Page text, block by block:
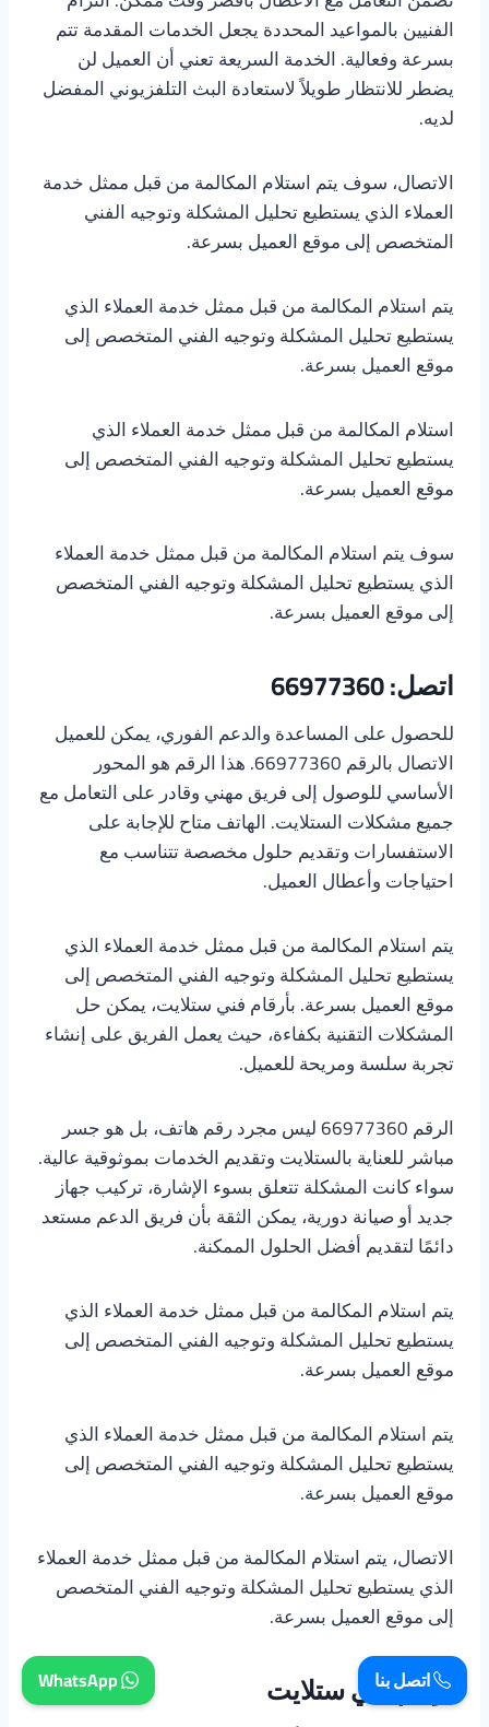
الفنيين بالمواعيد المحددة يجعل الخدمات المقدمة تتم
بسرعة وفعالية. الخدمة السريعة تعني أن العميل لن
يضطر للانتظار طويلاً لاستعادة البث التلفزيوني المفضل
لديه.
الاتصال، سوف يتم استلام المكالمة من قبل ممثل خدمة
العملاء الذي يستطيع تحليل المشكلة وتوجيه الفني
المتخصص إلى موقع العميل بسرعة.
يتم استلام المكالمة من قبل ممثل خدمة العملاء الذي
يستطيع تحليل المشكلة وتوجيه الفني المتخصص إلى
موقع العميل بسرعة.
استلام المكالمة من قبل ممثل خدمة العملاء الذي
يستطيع تحليل المشكلة وتوجيه الفني المتخصص إلى
موقع العميل بسرعة.
سوف يتم استلام المكالمة من قبل ممثل خدمة العملاء
الذي يستطيع تحليل المشكلة وتوجيه الفني المتخصص
إلى موقع العميل بسرعة.
اتصل: 66977360
للحصول على المساعدة والدعم الفوري، يمكن للعميل
الاتصال بالرقم 66977360. هذا الرقم هو المحور
الأساسي للوصول إلى فريق مهني وقادر على التعامل مع
جميع مشكلات الستلايت. الهاتف متاح للإجابة على
الاستفسارات وتقديم حلول مخصصة تتناسب مع
احتياجات وأعطال العميل.
يتم استلام المكالمة من قبل ممثل خدمة العملاء الذي
يستطيع تحليل المشكلة وتوجيه الفني المتخصص إلى
موقع العميل بسرعة. بأرقام فني ستلايت، يمكن حل
المشكلات التقنية بكفاءة، حيث يعمل الفريق على إنشاء
تجربة سلسة ومريحة للعميل.
الرقم 66977360 ليس مجرد رقم هاتف، بل هو جسر
مباشر للعناية بالستلايت وتقديم الخدمات بموثوقية عالية.
سواء كانت المشكلة تتعلق بسوء الإشارة، تركيب جهاز
جديد أو صيانة دورية، يمكن الثقة بأن فريق الدعم مستعد
دائمًا لتقديم أفضل الحلول الممكنة.
يتم استلام المكالمة من قبل ممثل خدمة العملاء الذي
يستطيع تحليل المشكلة وتوجيه الفني المتخصص إلى
موقع العميل بسرعة.
يتم استلام المكالمة من قبل ممثل خدمة العملاء الذي
يستطيع تحليل المشكلة وتوجيه الفني المتخصص إلى
موقع العميل بسرعة.
الاتصال، يتم استلام المكالمة من قبل ممثل خدمة العملاء
الذي يستطيع تحليل المشكلة وتوجيه الفني المتخصص
إلى موقع العميل بسرعة.
ارقام فني ستلايت
اتصل بنا